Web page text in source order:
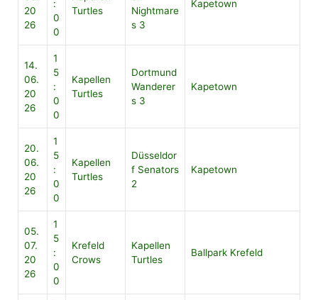
20
26
:
0
0
Turtles
Nightmare
s 3
Kapetown
14.
06.
20
26
1
5
:
0
0
Kapellen
Turtles
Dortmund
Wanderer
s 3
Kapetown
20.
06.
20
26
1
5
:
0
0
Kapellen
Turtles
Düsseldor
f Senators
2
Kapetown
05.
07.
20
26
1
5
:
0
0
Krefeld
Crows
Kapellen
Turtles
Ballpark Krefeld